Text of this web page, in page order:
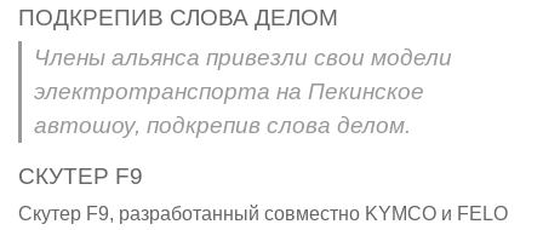
ПОДКРЕПИВ СЛОВА ДЕЛОМ
Члены альянса привезли свои модели
электротранспорта на Пекинское
автошоу, подкрепив слова делом.
СКУТЕР F9
Скутер F9, разработанный совместно KYMCO и FELO